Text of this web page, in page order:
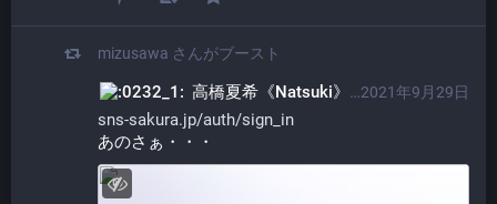
mizusawa さんがブースト
2021年9月29日
高橋夏希《Natsuki》
sns-sakura.jp/auth/sign_in
あのさぁ・・・